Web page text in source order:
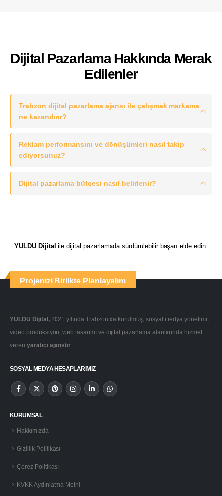
Dijital Pazarlama Hakkında Merak
Edilenler
Trabzon dijital pazarlama ajansı ile çalışmak markama
ne kazandırır?
Reklam performansını ve dönüşümleri nasıl takip
ediyorsunuz?
Dijital pazarlama bütçesi nasıl belirlenir?
YULDU Dijital ile dijital pazarlamada sürdürülebilir başarı elde edin.
Projenizi Birlikte Planlayalım
YULDU Dijital, 2021 yılında Trabzon’da kurulmuş; sosyal medya yönetimi,
video prodüksiyon, web tasarımı ve dijital pazarlama alanlarında hizmet
veren yaratıcı ajanstır
SOSYAL MEDYA HESAPLARIMIZ
KURUMSAL
Hakkımızda
Gizlilik Politikası
Çerez Politikası
KVKK Aydınlatma Metni